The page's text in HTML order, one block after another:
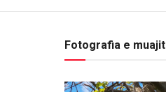
Fotografia e muajit